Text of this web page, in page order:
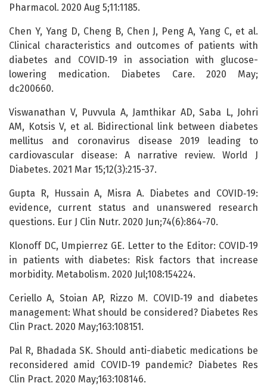
Pharmacol. 2020 Aug 5;11:1185.
Chen Y, Yang D, Cheng B, Chen J, Peng A, Yang C, et al.
Clinical characteristics and outcomes of patients with
diabetes and COVID‑19 in association with glucose-
lowering medication. Diabetes Care. 2020 May;
dc200660.
Viswanathan V, Puvvula A, Jamthikar AD, Saba L, Johri
AM, Kotsis V, et al. Bidirectional link between diabetes
mellitus and coronavirus disease 2019 leading to
cardiovascular disease: A narrative review. World J
Diabetes. 2021 Mar 15;12(3):215-37.
Gupta R, Hussain A, Misra A. Diabetes and COVID‑19:
evidence, current status and unanswered research
questions. Eur J Clin Nutr. 2020 Jun;74(6):864-70.
Klonoff DC, Umpierrez GE. Letter to the Editor: COVID‑19
in patients with diabetes: Risk factors that increase
morbidity. Metabolism. 2020 Jul;108:154224.
Ceriello A, Stoian AP, Rizzo M. COVID‑19 and diabetes
management: What should be considered? Diabetes Res
Clin Pract. 2020 May;163:108151.
Pal R, Bhadada SK. Should anti-diabetic medications be
reconsidered amid COVID‑19 pandemic? Diabetes Res
Clin Pract. 2020 May;163:108146.